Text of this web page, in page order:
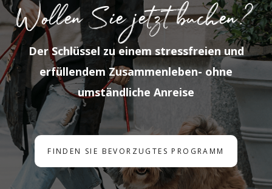
Wollen Sie jetzt buchen?
Der Schlüssel zu einem stressfreien und
erfüllendem Zusammenleben- ohne
umständliche Anreise
FINDEN SIE BEVORZUGTES PROGRAMM